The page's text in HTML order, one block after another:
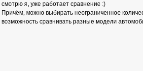
смотрю я, уже работает сравнение :)
Причём, можно выбирать неограниченное
возможность сравнивать разные модели